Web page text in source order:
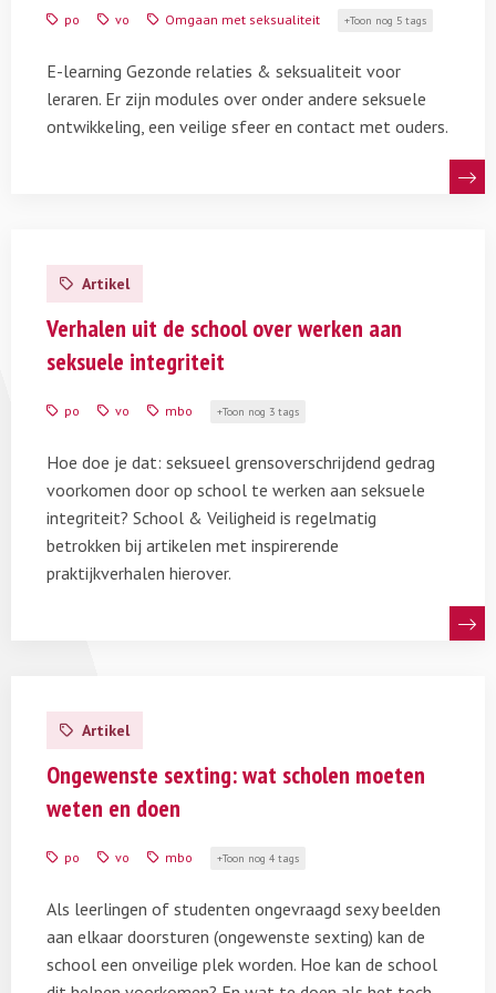
leraren
Gezonde
relaties
po vo Omgaan met seksualiteit Toon nog 5 tags
E-learning Gezonde relaties & seksualiteit voor
leraren. Er zijn modules over onder andere seksuele
ontwikkeling, een veilige sfeer en contact met ouders.
meer
Praktijkverhalen
seksuele
Artikel
Verhalen uit de school over werken aan
seksuele integriteit
po vo mbo Toon nog 3 tags
Hoe doe je dat: seksueel grensoverschrijdend gedrag
voorkomen door op school te werken aan seksuele
integriteit? School & Veiligheid is regelmatig
betrokken bij artikelen met inspirerende
praktijkverhalen hierover.
meer
Sexting
ongewenste
verspreiding
beelden
Artikel
Ongewenste sexting: wat scholen moeten
weten en doen
po vo mbo Toon nog 4 tags
Als leerlingen of studenten ongevraagd sexy beelden
aan elkaar doorsturen (ongewenste sexting) kan de
school een onveilige plek worden. Hoe kan de school